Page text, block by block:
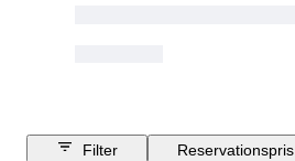
Filter
Reservationspris